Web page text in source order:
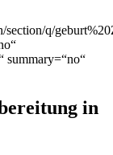
section/q/
summary=“no“
in